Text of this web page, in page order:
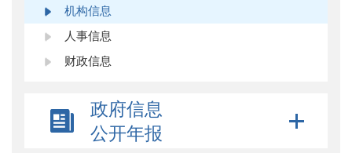
机构信息
人事信息
财政信息
政府信息
公开年报